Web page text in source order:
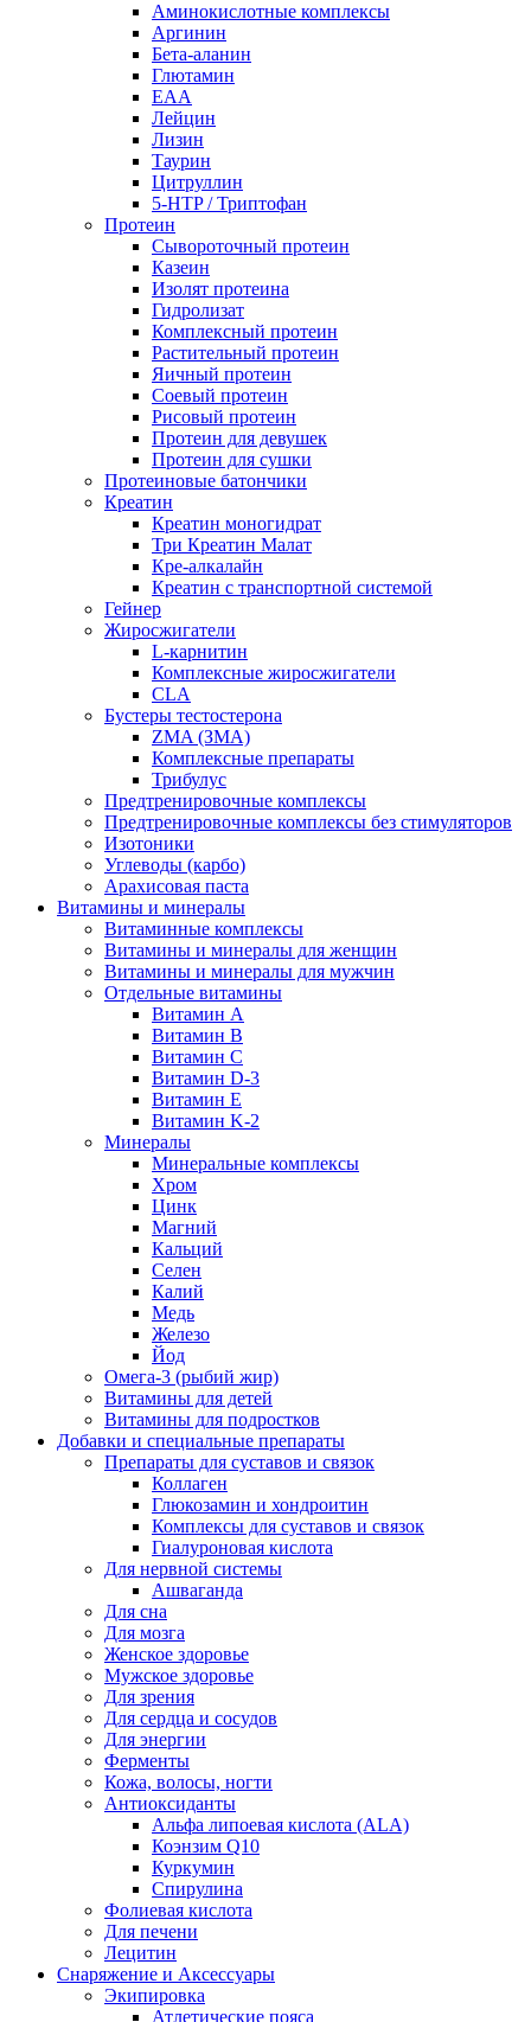
Аминокислотные комплексы
Аргинин
Бета-аланин
Глютамин
EAA
Лейцин
Лизин
Таурин
Цитруллин
5-HTP / Триптофан
Протеин
Сывороточный протеин
Казеин
Изолят протеина
Гидролизат
Комплексный протеин
Растительный протеин
Яичный протеин
Соевый протеин
Рисовый протеин
Протеин для девушек
Протеин для сушки
Протеиновые батончики
Креатин
Креатин моногидрат
Три Креатин Малат
Кре-алкалайн
Креатин с транспортной системой
Гейнер
Жиросжигатели
L-карнитин
Комплексные жиросжигатели
CLA
Бустеры тестостерона
ZMA (ЗМА)
Комплексные препараты
Трибулус
Предтренировочные комплексы
Предтренировочные комплексы без стимуляторов
Изотоники
Углеводы (карбо)
Арахисовая паста
Витамины и минералы
Витаминные комплексы
Витамины и минералы для женщин
Витамины и минералы для мужчин
Отдельные витамины
Витамин А
Витамин B
Витамин C
Витамин D-3
Витамин Е
Витамин K-2
Минералы
Минеральные комплексы
Хром
Цинк
Магний
Кальций
Селен
Калий
Медь
Железо
Йод
Омега-3 (рыбий жир)
Витамины для детей
Витамины для подростков
Добавки и специальные препараты
Препараты для суставов и связок
Коллаген
Глюкозамин и хондроитин
Комплексы для суставов и связок
Гиалуроновая кислота
Для нервной системы
Ашваганда
Для сна
Для мозга
Женское здоровье
Мужское здоровье
Для зрения
Для сердца и сосудов
Для энергии
Ферменты
Кожа, волосы, ногти
Антиоксиданты
Альфа липоевая кислота (ALA)
Коэнзим Q10
Куркумин
Спирулина
Фолиевая кислота
Для печени
Лецитин
Снаряжение и Аксессуары
Экипировка
Атлетические пояса